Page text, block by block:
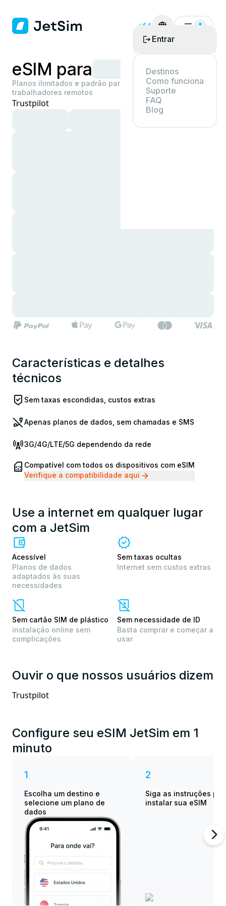
+$4
Entrar
Destinos
Como funciona
Suporte
FAQ
Blog
eSIM para
Planos ilimitados e padrão para viajantes e
trabalhadores remotos
Trustpilot
Características e detalhes
técnicos
Sem taxas escondidas, custos extras
Apenas planos de dados, sem chamadas e SMS
3G/4G/LTE/5G dependendo da rede
Compatível com todos os dispositivos com eSIM
Verifique a compatibilidade aqui
Use a internet em qualquer lugar
com a JetSim
Acessível
Planos de dados
adaptados às suas
necessidades
Sem taxas ocultas
Internet sem custos extras
Sem cartão SIM de plástico
instalação online sem
complicações
Sem necessidade de ID
Basta comprar e começar a
usar
Ouvir o que nossos usuários dizem
Trustpilot
Configure seu eSIM JetSim em 1
minuto
1
Escolha um destino e
selecione um plano de
dados
2
Siga as instruções
instalar sua eSIM